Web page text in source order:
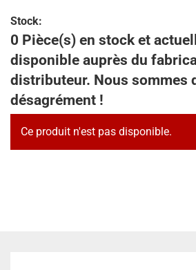
Stock:
0 Pièce(s) en stock et
disponible auprès du
distributeur. Nous sommes
désagrément !
Ce produit n'est pas disponible.